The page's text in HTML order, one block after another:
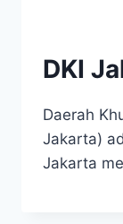
DKI
Daerah
Jakarta)
Jakarta